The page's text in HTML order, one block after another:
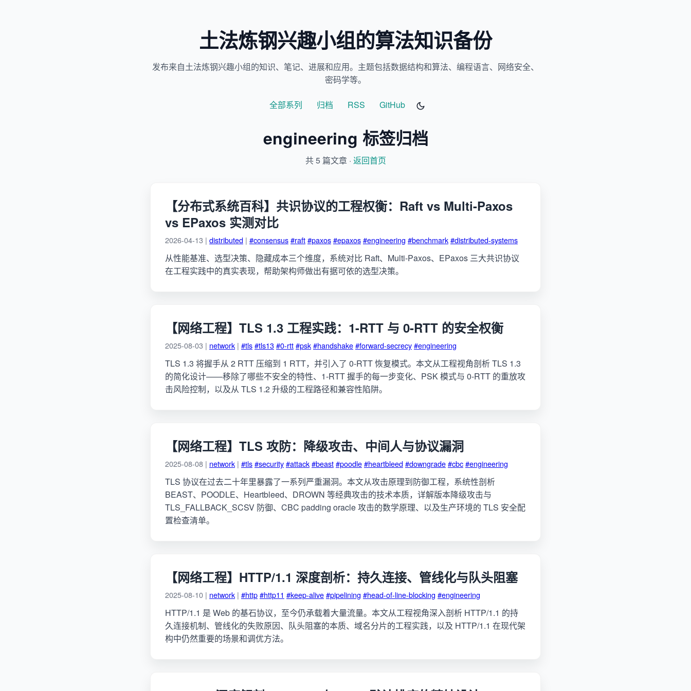
土法炼钢兴趣小组的算法知识备份
发布来自土法炼钢兴趣小组的知识、笔记、进展和应用。主题包括数据结构和算法、编程语言、网络安全、
密码学等。
全部系列 归档 RSS GitHub
engineering 标签归档
共 5 篇文章 · 返回首页
【分布式系统百科】共识协议的工程权衡：Raft vs Multi-Paxos
vs EPaxos 实测对比
2026-04-13 | distributed | #consensus#raft#paxos#epaxos#engineering #benchmark#distributed-systems
从性能基准、选型决策、隐藏成本三个维度，系统对比 Raft、Multi-Paxos、EPaxos 三大共识协议
在工程实践中的真实表现，帮助架构师做出有据可依的选型决策。
【网络工程】TLS 1.3 工程实践：1-RTT 与 0-RTT 的安全权衡
2025-08-03 | network | #tls#tls13#0-rtt#psk#handshake#forward-secrecy#engineering
TLS 1.3 将握手从 2 RTT 压缩到 1 RTT，并引入了 0-RTT 恢复模式。本文从工程视角剖析 TLS 1.3
的简化设计——移除了哪些不安全的特性、1-RTT 握手的每一步变化、PSK 模式与 0-RTT 的重放攻
击风险控制，以及从 TLS 1.2 升级的工程路径和兼容性陷阱。
【网络工程】TLS 攻防：降级攻击、中间人与协议漏洞
2025-08-08 | network | #tls#security#attack#beast#poodle#heartbleed#downgrade#cbc#engineering
TLS 协议在过去二十年里暴露了一系列严重漏洞。本文从攻击原理到防御工程，系统性剖析
BEAST、POODLE、Heartbleed、DROWN 等经典攻击的技术本质，详解版本降级攻击与
TLS_FALLBACK_SCSV 防御、CBC padding oracle 攻击的数学原理、以及生产环境的 TLS 安全配
置检查清单。
【网络工程】HTTP/1.1 深度剖析：持久连接、管线化与队头阻塞
2025-08-10 | network | #http#http11 #keep-alive#pipelining #head-of-line-blocking #engineering
HTTP/1.1 是 Web 的基石协议，至今仍承载着大量流量。本文从工程视角深入剖析 HTTP/1.1 的持
久连接机制、管线化的失败原因、队头阻塞的本质、域名分片的工程实践，以及 HTTP/1.1 在现代架
构中仍然重要的场景和调优方法。